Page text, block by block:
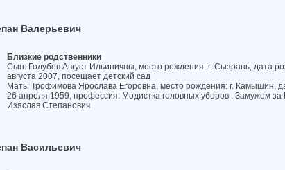
Валерьевич
Близкие родственники
Сын: Голубев Август Ильиничны, место рождения: г. Сызрань, дата
августа 2007, посещает детский сад
Мать: Трофимова Ярослава Егоровна, место рождения: г. Камышин,
26 апреля 1959, профессия: Модистка головных уборов . Замужем за
Изяслав Степанович
Васильевич